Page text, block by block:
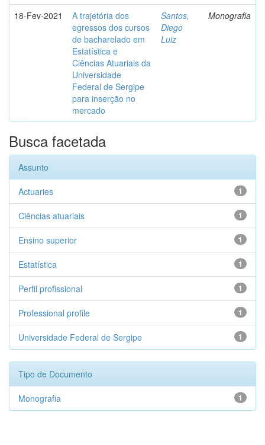
18-Fev-2021
A trajetória dos
egressos dos cursos
de bacharelado em
Estatística e
Ciências Atuariais da
Universidade
Federal de Sergipe
para inserção no
mercado
Santos,
Diego
Luiz
Monografia
Busca facetada
Assunto
1
Actuaries
1
Ciências atuariais
1
Ensino superior
1
Estatística
1
Perfil profissional
1
Professional profile
1
Universidade Federal de Sergipe
Tipo de Documento
1
Monografia